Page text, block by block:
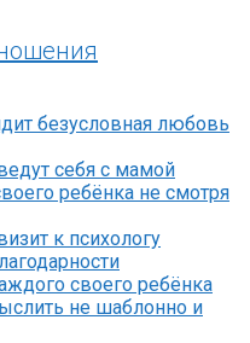
безусловная любовь
себя с мамой
ребёнка не смотря
к психологу
своего ребёнка
не шаблонно и